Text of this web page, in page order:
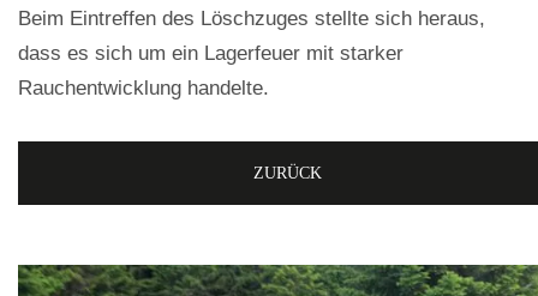
Beim Eintreffen des Löschzuges stellte sich heraus,
dass es sich um ein Lagerfeuer mit starker
Rauchentwicklung handelte.
ZURÜCK